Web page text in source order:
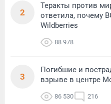
2
Теракты против
ответила, почему
Wildberries
88 978
3
Погибшие и
взрыве в центре
86 530 216